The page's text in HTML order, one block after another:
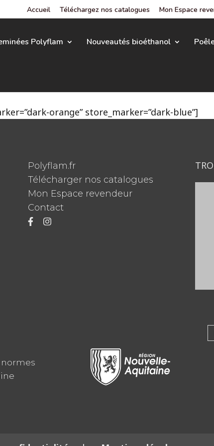
Accueil Téléchargez nos catalogues Mon Espace
Polyflam Nouveautés bioéthanol
orange” store_marker=”dark-blue”]
Polyflam.fr
Télécharger nos catalogues
Mon Espace revendeur
Contact